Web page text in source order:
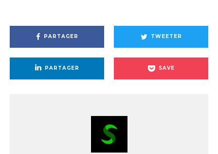
PARTAGER TWEETER
PARTAGER SAVE